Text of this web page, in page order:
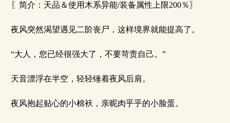
〖简介：天品＆使用木系异能/装备属性上限200％〗
夜风突然渴望遇见二阶丧尸，这样境界就能提高了。
“大人，您已经很强大了，不要苛责自己。”
天音漂浮在半空，轻轻锤着夜风后肩。
夜风抱起贴心的小棉袄，亲昵肉乎乎的小脸蛋。